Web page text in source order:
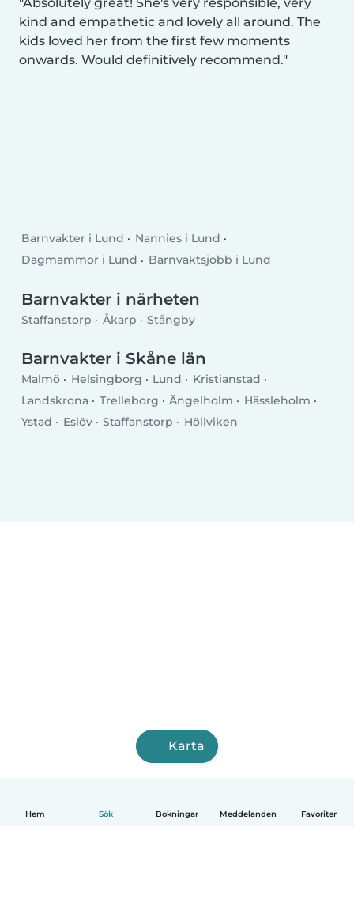
Hem Sök Bokningar Meddelanden Favoriter
kind and empathetic and lovely all around. The
kids loved her from the first few moments
onwards. Would definitively recommend.
Barnvakter i Lund
Nannies i Lund
Dagmammor i Lund
Barnvaktsjobb i Lund
Barnvakter i närheten
Staffanstorp Åkarp Stångby
Barnvakter i Skåne län
Malmö Helsingborg Lund
Kristianstad
Landskrona
Trelleborg Ängelholm
Hässleholm
Ystad
Eslöv Staffanstorp Höllviken
Karta